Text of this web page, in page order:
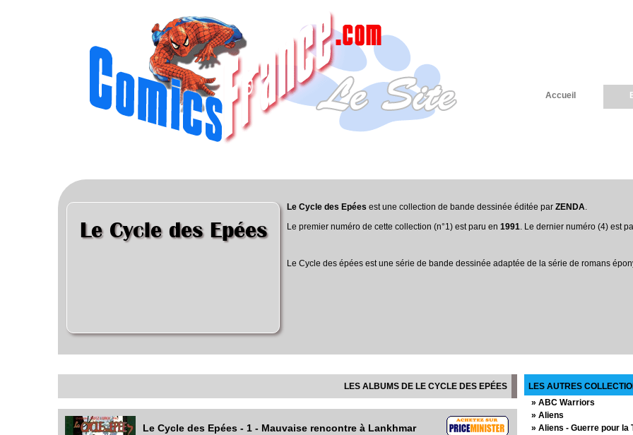
Accueil
Le Cycle des Epées
Le Cycle des Epées est une collection de bande dessinée éditée par ZENDA.
Le premier numéro de cette collection (n°1) est paru en 1991. Le dernier numéro (4) est
Le Cycle des épées est une série de bande dessinée adaptée de la série de romans
LES ALBUMS DE LE CYCLE DES EPÉES
Le Cycle des Epées - 1 - Mauvaise rencontre à Lankhmar
LES AUTRES
» ABC Warriors
» Aliens
» Aliens - Guerre pour la